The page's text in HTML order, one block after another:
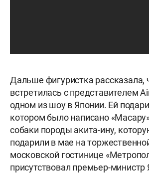
Дальше фигуристка рассказала,
встретилась с представителем
одном из шоу в Японии. Ей
котором было написано
собаки породы акита-ину,
подарили в мае на
московской гостинице
присутствовал премьер-министр